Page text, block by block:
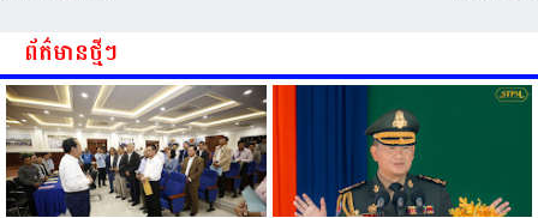
ព័ត៌មានថ្មីៗ